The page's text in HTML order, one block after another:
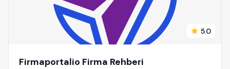
5.0
Firmaportalio Firma Rehberi